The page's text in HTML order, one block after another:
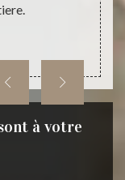
à votre